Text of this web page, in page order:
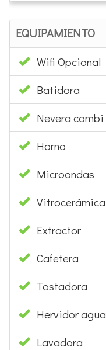
EQUIPAMIENTO
Wifi Opcional
Batidora
Nevera combi
Horno
Microondas
Vitrocerámica
Extractor
Cafetera
Tostadora
Hervidor agua
Lavadora